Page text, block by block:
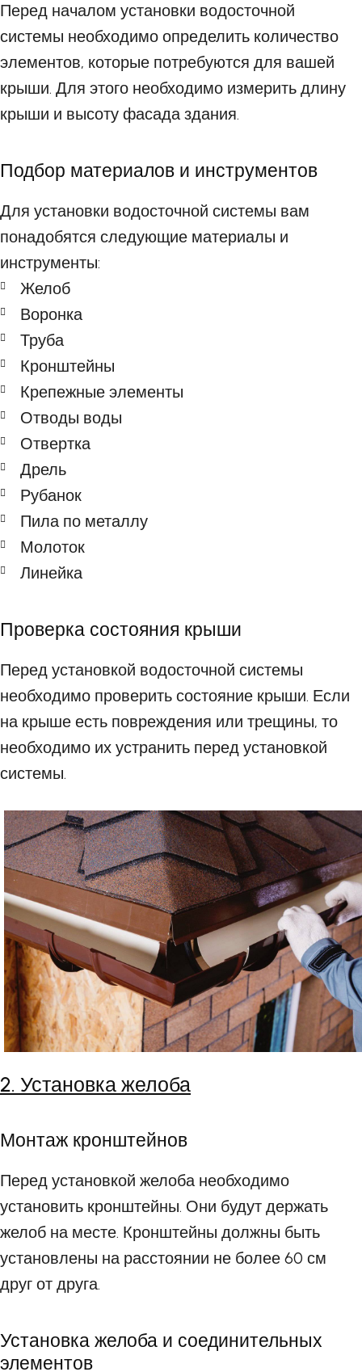
Перед началом установки водосточной
системы необходимо определить количество
элементов, которые потребуются для вашей
крыши. Для этого необходимо измерить длину
крыши и высоту фасада здания.
Подбор материалов и инструментов
Для установки водосточной системы вам
понадобятся следующие материалы и
инструменты:
Желоб
Воронка
Труба
Кронштейны
Крепежные элементы
Отводы воды
Отвертка
Дрель
Рубанок
Пила по металлу
Молоток
Линейка
Проверка состояния крыши
Перед установкой водосточной системы
необходимо проверить состояние крыши. Если
на крыше есть повреждения или трещины, то
необходимо их устранить перед установкой
системы.
2. Установка желоба
Монтаж кронштейнов
Перед установкой желоба необходимо
установить кронштейны. Они будут держать
желоб на месте. Кронштейны должны быть
установлены на расстоянии не более 60 см
друг от друга.
Установка желоба и соединительных
элементов